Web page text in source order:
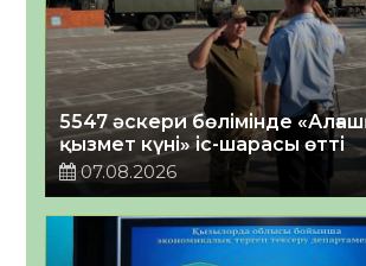
5547 әскери бөлімінде
қызмет күні» іс-шарасы өтті
07.08.2026